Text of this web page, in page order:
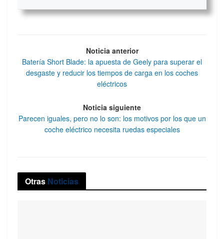
Noticia anterior
Batería Short Blade: la apuesta de Geely para superar el
desgaste y reducir los tiempos de carga en los coches
eléctricos
Noticia siguiente
Parecen iguales, pero no lo son: los motivos por los que un
coche eléctrico necesita ruedas especiales
Otras Noticias